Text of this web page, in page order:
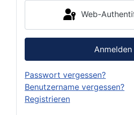
Web-
Anmelden
Passwort vergessen?
Benutzername vergessen?
Registrieren